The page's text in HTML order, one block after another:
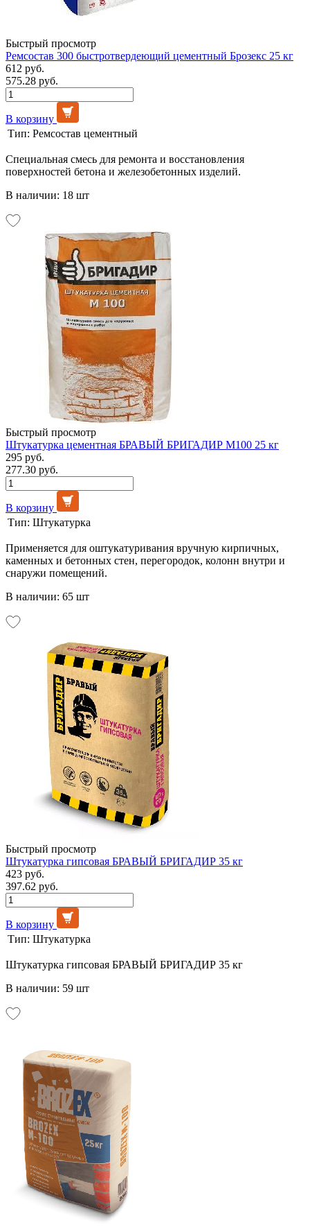
Быстрый просмотр
Ремсостав 300 быстротвердеющий цементный Брозекс 25 кг
612 руб.
575.28 руб.
В корзину
Тип: Ремсостав цементный
Специальная смесь для ремонта и восстановления
поверхностей бетона и железобетонных изделий.
В наличии: 18 шт
Быстрый просмотр
Штукатурка цементная БРАВЫЙ БРИГАДИР М100 25 кг
295 руб.
277.30 руб.
В корзину
Тип: Штукатурка
Применяется для оштукатуривания вручную кирпичных,
каменных и бетонных стен, перегородок, колонн внутри и
снаружи помещений.
В наличии: 65 шт
Быстрый просмотр
Штукатурка гипсовая БРАВЫЙ БРИГАДИР 35 кг
423 руб.
397.62 руб.
В корзину
Тип: Штукатурка
Штукатурка гипсовая БРАВЫЙ БРИГАДИР 35 кг
В наличии: 59 шт